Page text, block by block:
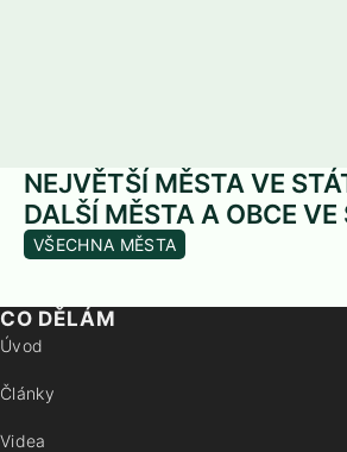
NEJVĚTŠÍ MĚSTA VE
DALŠÍ MĚSTA A OBCE VE
VŠECHNA MĚSTA
CO DĚLÁM
Úvod
Články
Videa